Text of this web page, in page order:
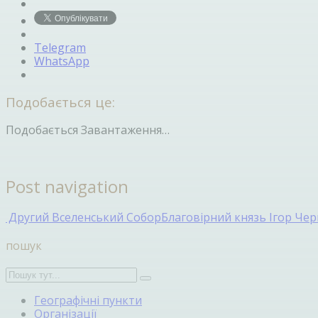
Telegram
WhatsApp
Подобається це:
Подобається Завантаження…
Post navigation
Другий Вселенський СоборБлаговірний князь Ігор
пошук
Географічні пункти
Організації